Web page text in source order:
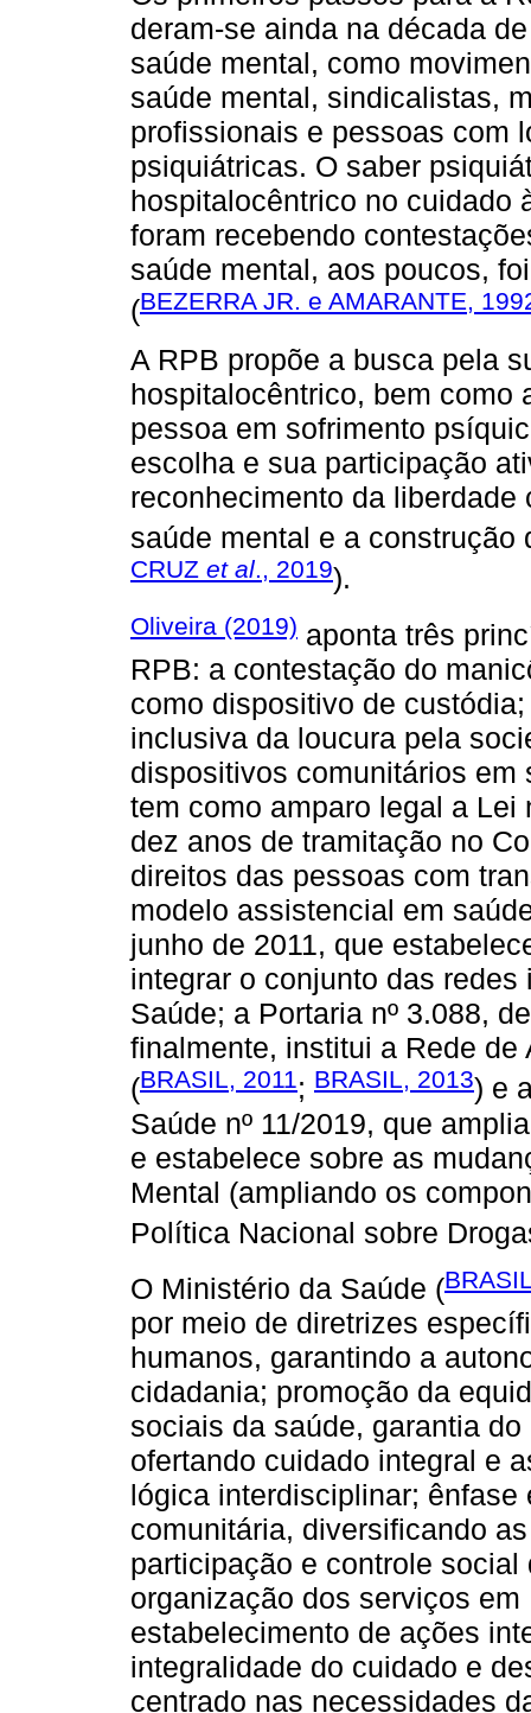
deram-se ainda na década
saúde mental, como
saúde mental, sindicalistas,
profissionais e pessoas com
psiquiátricas. O saber
hospitalocêntrico no cuidado
foram recebendo
saúde mental, aos poucos,
(BEZERRA JR. e AMARANTE,
A RPB propõe a busca pela
hospitalocêntrico, bem como
pessoa em sofrimento
escolha e sua participação
reconhecimento da
saúde mental e a construção
CRUZ et al., 2019).
Oliveira (2019) aponta três
RPB: a contestação do
como dispositivo de
inclusiva da loucura pela
dispositivos comunitários em
tem como amparo legal a Lei
dez anos de tramitação no
direitos das pessoas com
modelo assistencial em
junho de 2011, que
integrar o conjunto das
Saúde; a Portaria nº 3.088,
finalmente, institui a Rede
(BRASIL, 2011; BRASIL, 2013) e
Saúde nº 11/2019, que
e estabelece sobre as
Mental (ampliando os
Política Nacional sobre
O Ministério da Saúde (
por meio de diretrizes
humanos, garantindo a
cidadania; promoção da
sociais da saúde, garantia
ofertando cuidado integral e
lógica interdisciplinar;
comunitária, diversificando
participação e controle
organização dos serviços
estabelecimento de ações
integralidade do cuidado e
centrado nas necessidades